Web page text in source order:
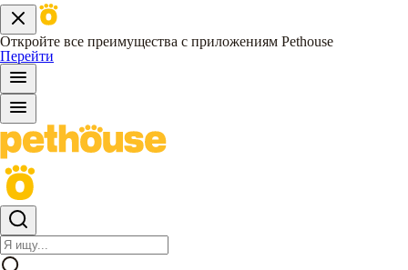
Откройте все преимущества с приложениям Pethouse
Перейти